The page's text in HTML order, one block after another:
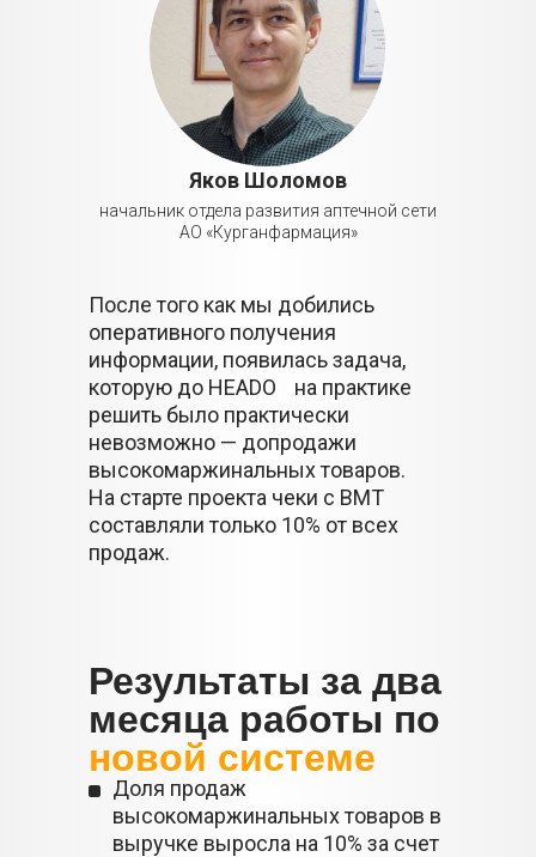
Яков Шоломов
начальник отдела развития аптечной сети
АО «Курганфармация»
После того как мы добились
оперативного получения
информации, появилась задача,
которую до HEADO на практике
решить было практически
невозможно — допродажи
высокомаржинальных товаров.
На старте проекта чеки с ВМТ
составляли только 10% от всех
продаж.
Результаты за два
месяца работы по
новой системе
Доля продаж
высокомаржинальных товаров в
выручке выросла на 10% за счет